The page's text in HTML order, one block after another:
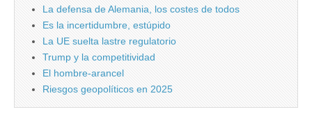
La defensa de Alemania, los costes de todos
Es la incertidumbre, estúpido
La UE suelta lastre regulatorio
Trump y la competitividad
El hombre-arancel
Riesgos geopolíticos en 2025